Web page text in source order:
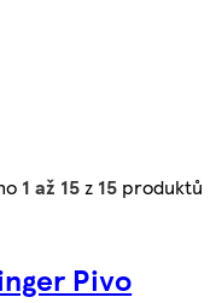
1 až 15z 15 produktů
Pivo